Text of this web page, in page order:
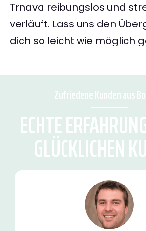
Trnava reibungslos und
verläuft. Lass uns den
dich so leicht wie möglich
Zufriedene Kunden aus
ECHTE
GLÜCKLICHEN